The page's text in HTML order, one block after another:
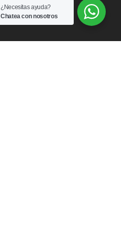
¿Necesitas ayuda?
Chatea con nosotros